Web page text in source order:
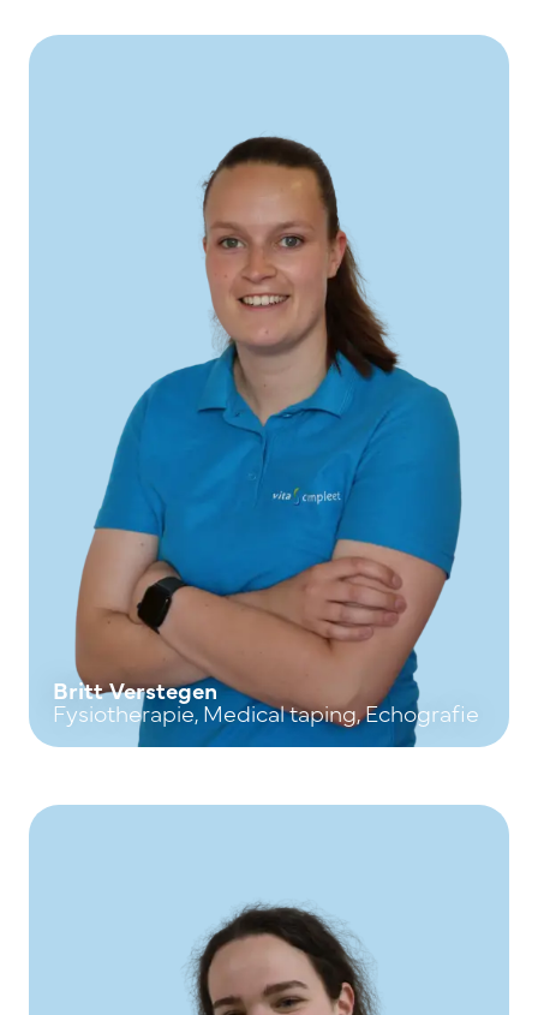
Britt Verstegen
Fysiotherapie, Medical taping, Echografie